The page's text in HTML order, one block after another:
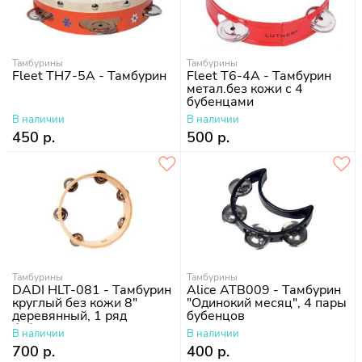
Тамбурины
Fleet TH7-5A - Тамбурин
В наличии
450 р.
Тамбурины
Fleet T6-4A - Тамбурин
метал.без кожи с 4
бубенцами
В наличии
500 р.
Тамбурины
DADI HLT-081 - Тамбурин
круглый без кожи 8"
деревянный, 1 ряд
бубенцов
В наличии
700 р.
Тамбурины
Alice ATB009 - Тамбурин
"Одинокий месяц", 4 пары
бубенцов
В наличии
400 р.